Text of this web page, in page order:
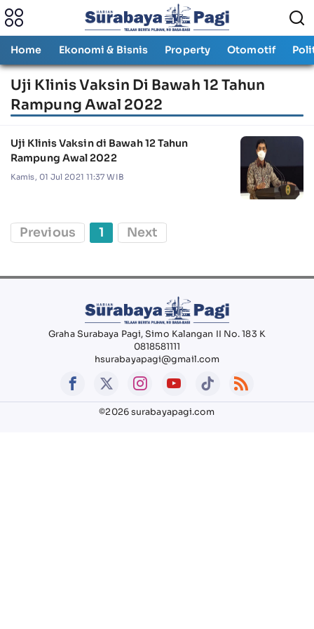
Home Ekonomi & Bisnis Property Otomotif
Uji Klinis Vaksin Di Bawah 12 Tahun
Rampung Awal 2022
Uji Klinis Vaksin di Bawah 12 Tahun
Rampung Awal 2022
Kamis, 01 Jul 2021 11:37 WIB
Previous 1 Next
Graha Surabaya Pagi, Simo Kalangan II No. 183 K
0818581111
hsurabayapagi@gmail.com
©2026 surabayapagi.com